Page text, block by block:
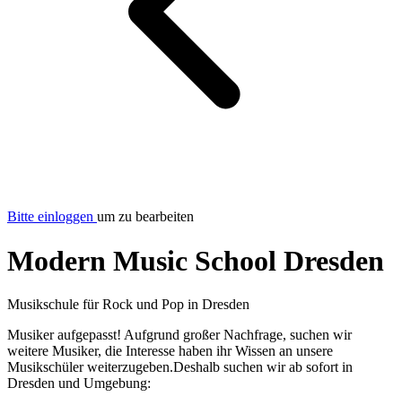
Bitte einloggen um zu bearbeiten
Modern Music School Dresden
Musikschule für Rock und Pop in Dresden
Musiker aufgepasst! Aufgrund großer Nachfrage, suchen wir
weitere Musiker, die Interesse haben ihr Wissen an unsere
Musikschüler weiterzugeben.Deshalb suchen wir ab sofort in
Dresden und Umgebung: